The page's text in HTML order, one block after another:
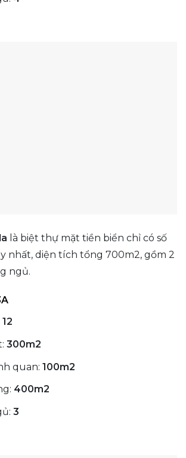
là biệt thự mặt tiền biển chỉ có số
nhất, diện tích tổng 700m2, gồm 2
ngủ.
12
300m2
quan: 100m2
400m2
3